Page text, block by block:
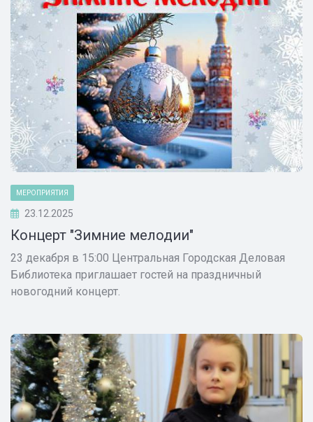
МЕРОПРИЯТИЯ
23.12.2025
Концерт "Зимние мелодии"
23 декабря в 15:00 Центральная Городская Деловая
Библиотека приглашает гостей на праздничный
новогодний концерт.